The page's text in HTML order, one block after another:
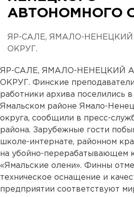
АВТОНОМНОГО
ЯР-САЛЕ, ЯМАЛО-
ОКРУГ.
ЯР-САЛЕ, ЯМАЛО-НЕНЕЦКИЙ
ОКРУГ. Финские
работники архива поселились
Ямальском районе Ямало-
округа, сообщили в пресс-
района. Зарубежные гости
школе-интернате, районном
на убойно-перерабатывающем
«Ямальские олени». Финны
техническое оснащение и
предприятии соответствуют